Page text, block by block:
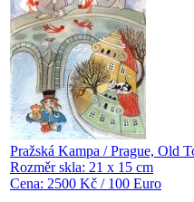
Pražská Kampa / Prague, Old
Rozměr skla: 21 x 15 cm
Cena: 2500 Kč / 100 Euro